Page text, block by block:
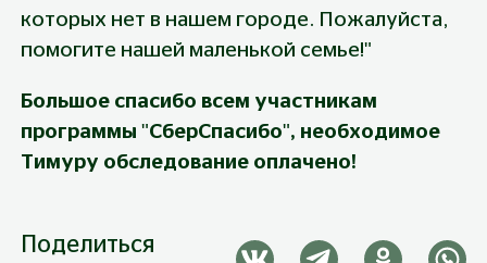
которых нет в нашем городе. Пожалуйста,
помогите нашей маленькой семье!"
Большое спасибо всем участникам
программы "СберСпасибо", необходимое
Тимуру обследование оплачено!
Поделиться